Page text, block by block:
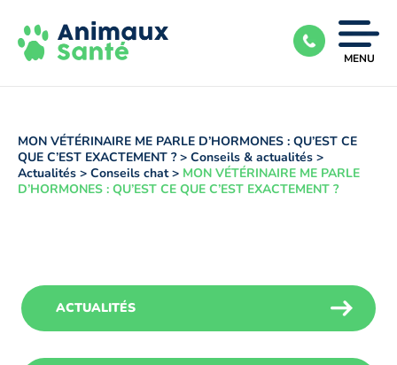
Ouvrir
MENU
MON VÉTÉRINAIRE ME PARLE D’HORMONES : QU’EST CE
QUE C’EST EXACTEMENT ?> Conseils & actualités >
Actualités > Conseils chat> MON VÉTÉRINAIRE ME PARLE
D’HORMONES : QU’EST CE QUE C’EST EXACTEMENT ?
ACTUALITÉS